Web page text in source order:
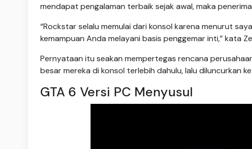
mendapat pengalaman terbaik sejak awal, maka
“Rockstar selalu memulai dari konsol karena menurut
kemampuan Anda melayani basis penggemar inti,” kata
Pernyataan itu seakan mempertegas rencana
besar mereka di konsol terlebih dahulu, lalu diluncurkan ke
GTA 6 Versi PC Menyusul